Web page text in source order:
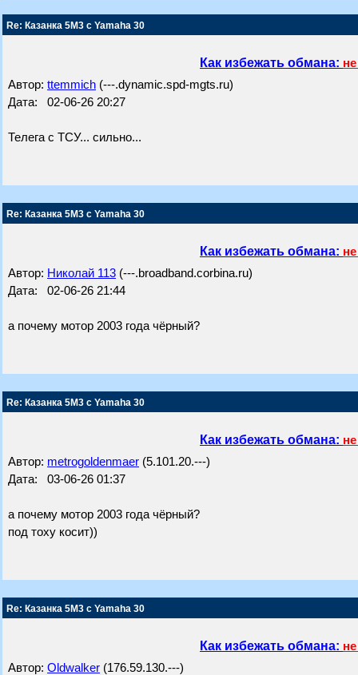
Re: Казанка 5М3 с Yamaha 30
Как избежать обмана:
Автор: ttemmich (---.dynamic.spd-mgts.ru)
Дата: 02-06-26 20:27
Телега с ТСУ... сильно...
Re: Казанка 5М3 с Yamaha 30
Как избежать обмана:
Автор: Николай 113 (---.broadband.corbina.ru)
Дата: 02-06-26 21:44
а почему мотор 2003 года чёрный?
Re: Казанка 5М3 с Yamaha 30
Как избежать обмана:
Автор: metrogoldenmaer (5.101.20.---)
Дата: 03-06-26 01:37
а почему мотор 2003 года чёрный?
под тоху косит))
Re: Казанка 5М3 с Yamaha 30
Как избежать обмана:
Автор: Oldwalker (176.59.130.---)